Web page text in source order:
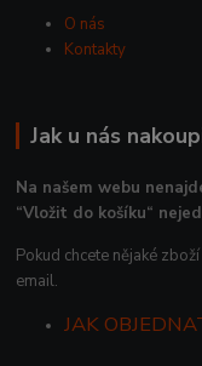
O nás
Kontakty
Jak u nás
Na našem webu
“Vložit do košíku“
Pokud chcete nějaké
email.
JAK